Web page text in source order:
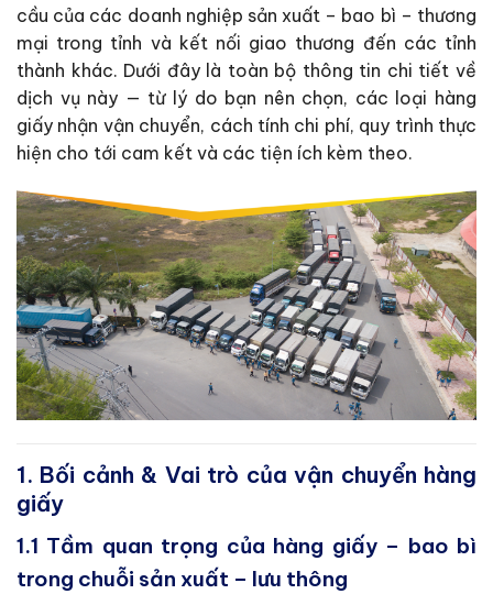
cầu của các doanh nghiệp sản xuất – bao bì – thương
mại trong tỉnh và kết nối giao thương đến các tỉnh
thành khác. Dưới đây là toàn bộ thông tin chi tiết về
dịch vụ này — từ lý do bạn nên chọn, các loại hàng
giấy nhận vận chuyển, cách tính chi phí, quy trình thực
hiện cho tới cam kết và các tiện ích kèm theo.
1. Bối cảnh & Vai trò của vận chuyển hàng
giấy
1.1 Tầm quan trọng của hàng giấy – bao bì
trong chuỗi sản xuất – lưu thông